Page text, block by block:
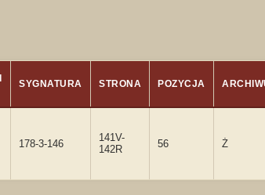
SYGNATURA STRONA POZYCJA
178-3-146
141V-
142R
56 Ż